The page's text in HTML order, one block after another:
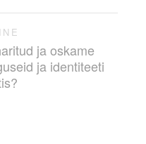
ja oskame
ja identiteeti